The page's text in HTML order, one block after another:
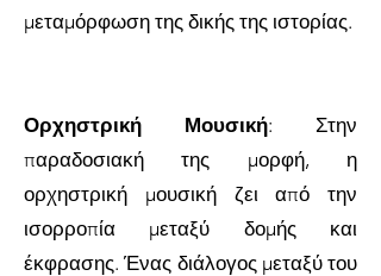
μεταμόρφωση της δικής της ιστορίας.
Ορχηστρική Μουσική: Στην
παραδοσιακή της μορφή, η
ορχηστρική μουσική ζει από την
ισορροπία μεταξύ δομής και
έκφρασης. Ένας διάλογος μεταξύ του